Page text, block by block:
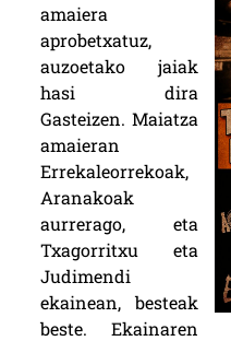
amaiera
aprobetxatuz,
auzoetako jaiak
hasi dira
Gasteizen. Maiatza
amaieran
Errekaleorrekoak,
Aranakoak
aurrerago, eta
Txagorritxu eta
Judimendi
ekainean, besteak
beste. Ekainaren